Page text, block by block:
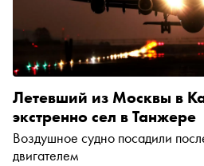
Летевший из Москвы в
экстренно сел в Танжере
Воздушное судно посадили
двигателем